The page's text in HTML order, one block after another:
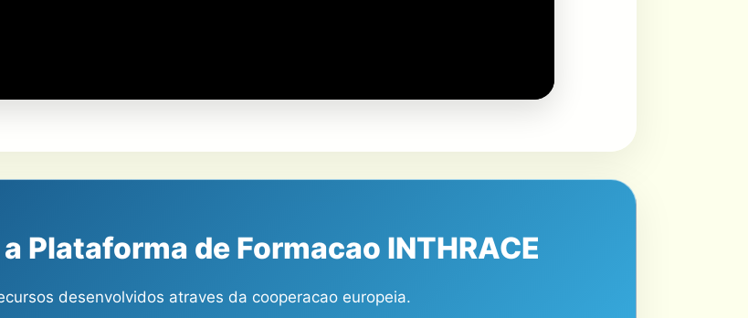
Plataforma de Formacao INTHRACE
desenvolvidos atraves da cooperacao europeia.